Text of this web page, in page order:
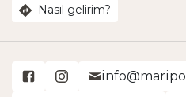
Nasıl gelirim?